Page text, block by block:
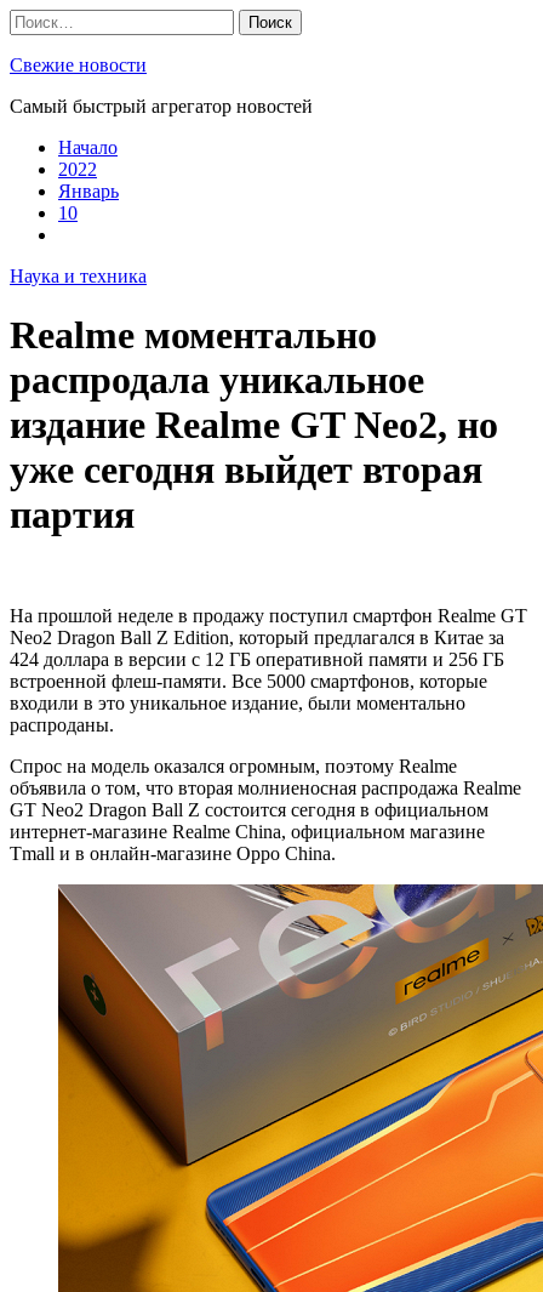
Skip
to
content
Найти:
Свежие новости
Самый быстрый агрегатор новостей
Начало
2022
Январь
10
Наука и техника
Realme моментально
распродала уникальное
издание Realme GT Neo2, но
уже сегодня выйдет вторая
партия
На прошлой неделе в продажу поступил смартфон Realme GT
Neo2 Dragon Ball Z Edition, который предлагался в Китае за
424 доллара в версии с 12 ГБ оперативной памяти и 256 ГБ
встроенной флеш-памяти. Все 5000 смартфонов, которые
входили в это уникальное издание, были моментально
распроданы.
Спрос на модель оказался огромным, поэтому Realme
объявила о том, что вторая молниеносная распродажа Realme
GT Neo2 Dragon Ball Z состоится сегодня в официальном
интернет-магазине Realme China, официальном магазине
Tmall и в онлайн-магазине Oppo China.